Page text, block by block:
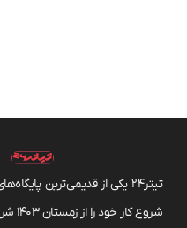
تیتر24 یکی از قدیمی‌ترین
شروع کار خود را از زمستان 1403 شروع کرده است.